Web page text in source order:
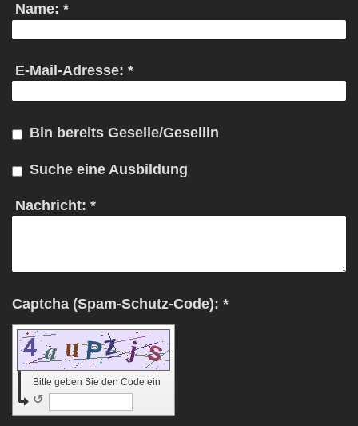
Name: *
E-Mail-Adresse: *
Bin bereits Geselle/Gesellin
Suche eine Ausbildung
Nachricht: *
Captcha (Spam-Schutz-Code): *
Bitte geben Sie den Code ein
↺